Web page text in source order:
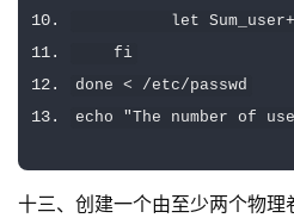
          let
Sum_user
fi
done
< /etc/ passwd
echo
"The number of
十三、创建一个由至少两个物